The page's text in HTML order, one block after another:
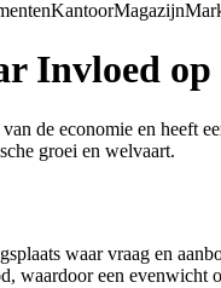
KantoorMagazijn
Invloed op
de economie en heeft
groei en welvaart.
waar vraag en
waardoor een